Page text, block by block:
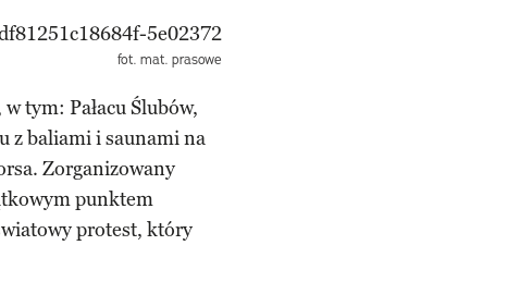
fot. mat. prasowe
w tym: Pałacu Ślubów,
z baliami i saunami na
Zorganizowany
punktem
protest, który